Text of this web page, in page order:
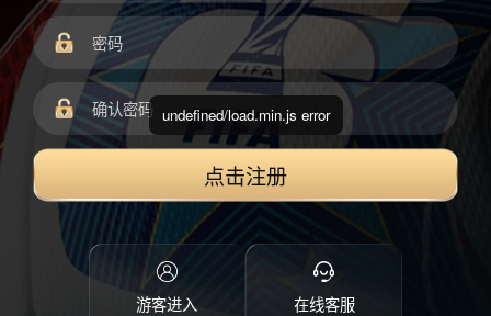
点击注册
游客进入 在线客服
undefined/load.min.js error